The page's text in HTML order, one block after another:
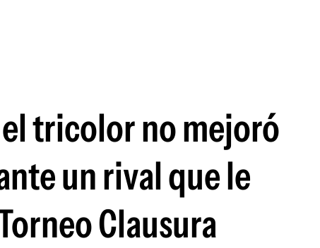
Siguenos en:
tricolor no mejoró
un rival que le
Clausura